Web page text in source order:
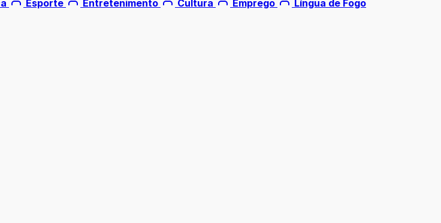
Esporte Entretenimento Cultura Emprego Língua de Fogo